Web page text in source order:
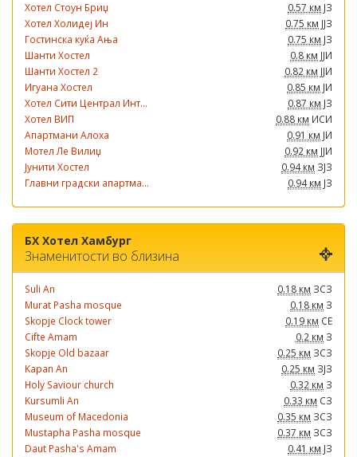
Хотел Стоун Бриџ
0.57 км ЈЗ
Хотел Холидеј Ин
0.75 км ЈЈЗ
Гостинска куќа Ања
0.75 км ЈЗ
Шанти Хостел
0.8 км ЈЈИ
Шанти Хостел 2
0.82 км ЈЈИ
Игуана Хостел
0.85 км ЈИ
Хотел Сити Централ Инт...
0.87 км ЈЗ
Хотел ВИП
0.88 км ИСИ
Апартмани Алоха
0.91 км ЈИ
Мотел Ле Вилиџ
0.92 км ЈЈИ
Јунити Хостел
0.94 км ЗЈЗ
Главни градски апартма...
0.94 км ЈЗ
БХ Хотел Хамбург
Знаменитости во близина
Suli An 0.18 км ЗСЗ
Murat Pasha mosque
0.18 км З
Skopje Clock tower
0.19 км СЕ
Cifte Amam
0.2 км З
Skopje Old bazaar
0.25 км ЗСЗ
Kapan An
0.25 км ЗЈЗ
Holy Saviour church
0.32 км З
Kursumli An
0.33 км СЗ
Museum of Macedonia
0.35 км ЗСЗ
Mustapha Pasha mosque
0.37 км ЗСЗ
Daut Pasha's Amam
0.41 км ЈЗ